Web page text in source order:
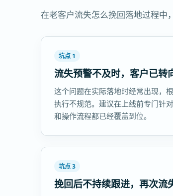
在老客户流失怎么挽回落地过程中
坑点 1
流失预警不及时，客户已转
这个问题在实际落地时经常出现，
执行不规范。建议在上线前专门针
和操作流程都已经覆盖到位。
坑点 3
挽回后不持续跟进，再次流